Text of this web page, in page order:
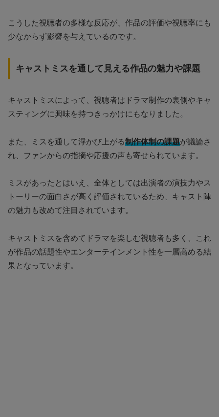
こうした視聴者の多様な反応が、作品の評価や視聴率にも
少なからず影響を与えているのです。
キャストミスを通して見える作品の魅力や課題
キャストミスによって、視聴者はドラマ制作の裏側やキャ
スティングに興味を持つきっかけにもなりました。
また、ミスを通して浮かび上がる制作体制の課題が議論さ
れ、ファンからの指摘や応援の声も寄せられています。
ミスがあったとはいえ、全体としては出演者の演技力やス
トーリーの面白さが高く評価されているため、キャスト陣
の魅力も改めて注目されています。
キャストミスを含めてドラマを楽しむ視聴者も多く、これ
が作品の話題性やエンターテインメント性を一層高める結
果となっています。